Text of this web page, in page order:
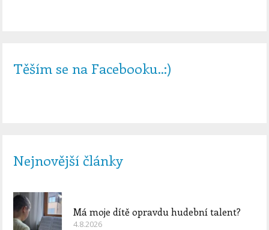
Těším se na Facebooku..:)
Nejnovější články
Má moje dítě opravdu hudební talent?
4.8.2026